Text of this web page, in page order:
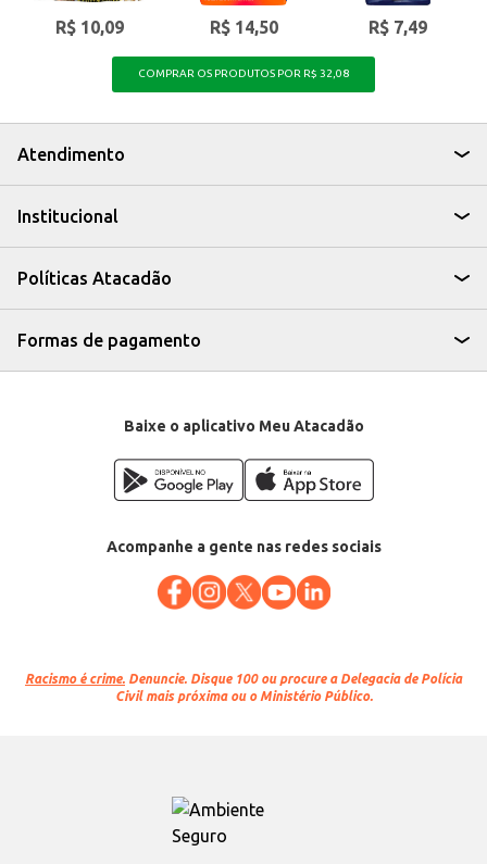
R$ 10,09 R$ 14,50 R$ 7,49
COMPRAR OS PRODUTOS POR R$ 32,08
Atendimento
Institucional
Políticas Atacadão
Formas de pagamento
Baixe o aplicativo Meu Atacadão
Acompanhe a gente nas redes sociais
Racismo é crime. Denuncie. Disque 100 ou procure a Delegacia de Polícia
Civil mais próxima ou o Ministério Público.